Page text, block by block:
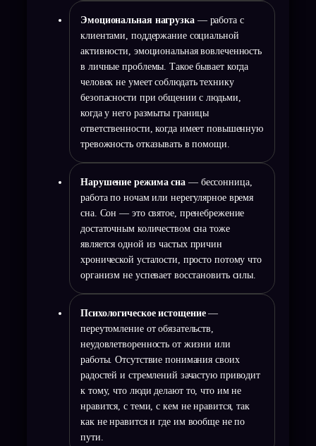
Эмоциональная нагрузка— работа с
клиентами, поддержание социальной
активности, эмоциональная вовлеченность
в личные проблемы. Такое бывает когда
человек не умеет соблюдать технику
безопасности при общении с людьми,
когда у него размыты границы
ответственности, когда имеет повышенную
тревожность отказывать в помощи.
Нарушение режима сна — бессонница,
работа по ночам или нерегулярное время
сна. Сон — это святое, пренебрежение
достаточным количеством сна тоже
является одной из частых причин
хронической усталости, просто потому что
организм не успевает восстановить силы.
Психологическое истощение—
переутомление от обязательств,
неудовлетворенность от жизни или
работы. Отсутствие понимания своих
радостей и стремлений зачастую приводит
к тому, что люди делают то, что им не
нравится, с теми, с кем не нравится, так
как не нравится и где им вообще не по
пути.